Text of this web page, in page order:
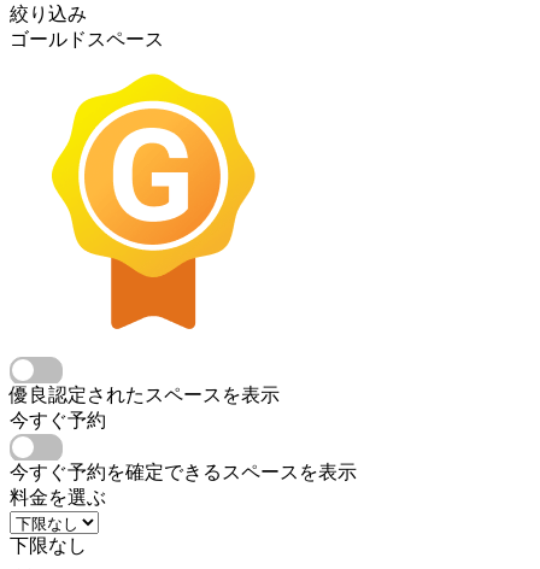
絞り込み
ゴールドスペース
優良認定されたスペースを表示
今すぐ予約
今すぐ予約を確定できるスペースを表示
料金を選ぶ
下限なし